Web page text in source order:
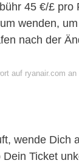
45 €/£ pro
wenden,
nach der
auf ryanair.com an
wende Dich
Ticket